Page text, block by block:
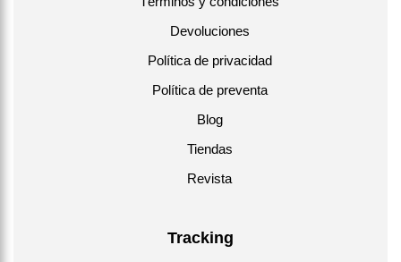
Devoluciones
Política de privacidad
Política de preventa
Blog
Tiendas
Revista
Tracking